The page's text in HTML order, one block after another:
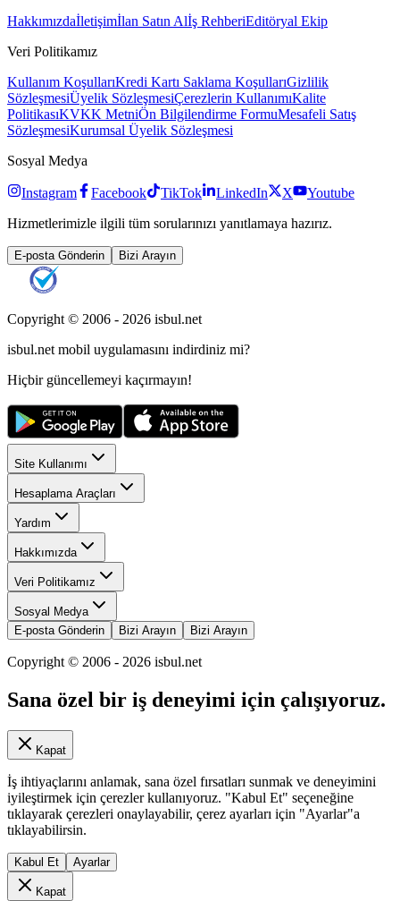
Hakkımızdaİletişimİlan Satın Alİş RehberiEditöryal Ekip
Veri Politikamız
Kullanım KoşullarıKredi Kartı Saklama KoşullarıGizlilik
SözleşmesiÜyelik SözleşmesiÇerezlerin KullanımıKalite
PolitikasıKVKK MetniÖn Bilgilendirme FormuMesafeli Satış
SözleşmesiKurumsal Üyelik Sözleşmesi
Sosyal Medya
Instagram Facebook TikTok LinkedIn X
Youtube
Hizmetlerimizle ilgili tüm sorularınızı yanıtlamaya hazırız.
E-posta Gönderin Bizi Arayın
Copyright © 2006 - 2026 isbul.net
isbul.net mobil uygulamasını indirdiniz mi?
Hiçbir güncellemeyi kaçırmayın!
Site Kullanımı
Hesaplama Araçları
Yardım
Hakkımızda
Veri Politikamız
Sosyal Medya
E-posta Gönderin
Bizi Arayın Bizi Arayın
Copyright © 2006 - 2026 isbul.net
Sana özel bir iş deneyimi için çalışıyoruz.
Kapat
İş ihtiyaçlarını anlamak, sana özel fırsatları sunmak ve deneyimini
iyileştirmek için çerezler kullanıyoruz. "Kabul Et" seçeneğine
tıklayarak çerezleri onaylayabilir, çerez ayarları için "Ayarlar"a
tıklayabilirsin.
Kabul Et Ayarlar
Kapat